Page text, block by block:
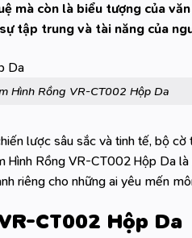
mà còn là biểu tượng của
tập trung và tài năng của
Hình Rồng VR-CT002 Hộp Da
lược sâu sắc và tinh tế, bộ
Rồng VR-CT002 Hộp Da
riêng cho những ai yêu mến
CT002 Hộp Da